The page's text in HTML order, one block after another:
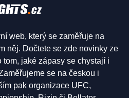
web, který se zaměřuje na
něj. Dočtete se zde novinky ze
tom, jaké zápasy se chystají i
se na českou i
pak organizace UFC,